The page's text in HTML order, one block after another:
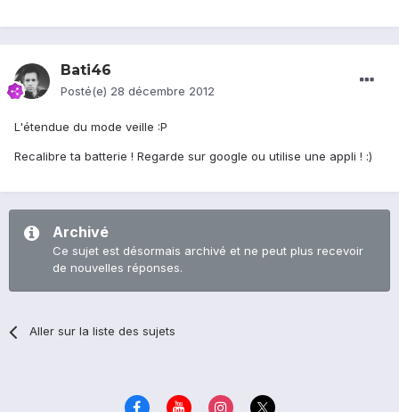
Bati46
Posté(e) 28 décembre 2012
L'étendue du mode veille :P
Recalibre ta batterie ! Regarde sur google ou utilise une appli ! :)
Archivé
Ce sujet est désormais archivé et ne peut plus recevoir
de nouvelles réponses.
Aller sur la liste des sujets